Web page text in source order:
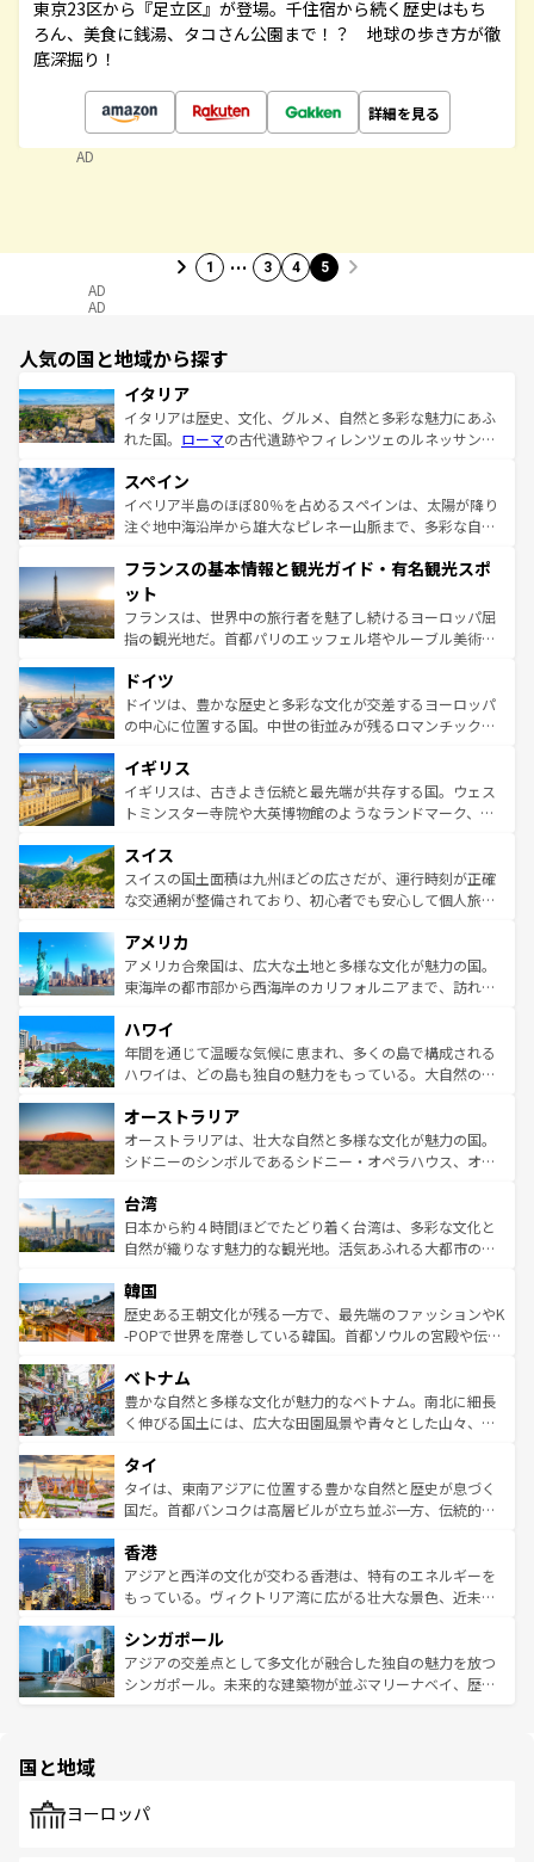
東京23区から『足立区』が登場。千住宿から続く歴史はもち
ろん、美食に銭湯、タコさん公園まで！？ 地球の歩き方が徹
底深掘り！
詳細を見る
AD
1 … 3 4 5
AD
AD
人気の国と地域から探す
イタリア
イタリアは歴史、文化、グルメ、自然と多彩な魅力にあふ
れた国。 ローマの古代遺跡やフィレンツェのルネッサンス
ろん、トスカーナの美しい田園風景やアマルフィ海岸の絶
景など、自然景観も見逃せない。観光の合間には、本場の
ピザやパスタなど、絶品のイタリア料理を堪能することも
ませてくれるイタリアで、忘れられない旅をしてみよう！
なお、新着のイタリア情報は
しい。
スペイン
イベリア半島のほぼ80％を占めるスペインは、太陽が降り
注ぐ地中海沿岸から雄大なピレネー山脈まで、多彩な自然
文化が根付くこの国では、情熱的なフラメンコ、熱気あふ
れる闘牛、そして美味しいタパスが生活の一部となってい
る。首都マドリードの洗練された雰囲気や、バルセロナの
アートに溢れた街角から、地方では古代ローマ遺跡や中世
せる。地方によって風土や気候が異なるスペインはその個
性で訪れる人を魅了する。 なお、新着のスペイン情報は コ
ンテンツ一覧を参照してほしい。
フランスの基本情報と観光ガイド・有名観光スポ
ット
フランスは、世界中の旅行者を魅了し続けるヨーロッパ屈
指の観光地だ。首都パリのエッフェル塔やルーブル美術館
で、幅広い魅力が詰まっている。華麗な宮殿、歴史的な大
聖堂、美しいビーチ、そして豊かな自然が、訪れる者を心
から魅了する。また、フランスは美食の国としても知ら
いる。シャンパンの発祥地であるランス、プロヴァンスの
香り高いラベンダー畑など、多彩な楽しみ方が可能だ。さ
らに、パリ以外の地域にも魅力が溢れており、どの街角に
れる地方に足を運ぶとそれぞれで全く異なる文化を体験で
きるだろう。 なお、新着のフランス情報はコンテンツ一覧
を参照してほしい。
ドイツ
ドイツは、豊かな歴史と多彩な文化が交差するヨーロッパ
の中心に位置する国。中世の街並みが残るロマンチック街
顔を持つこの国は、どこを歩いても飽きることがない。ベ
ルリンの文化的活気、バイエルン州のアルプスの絶景、そ
してライン川沿いのワイン畑といった風景は必見。ビール
は、お酒好きな人にはぜひ体験してほしい。 なお、新着の
ドイツ情報はコンテンツ一覧を参照してほしい。
イギリス
イギリスは、古きよき伝統と最先端が共存する国。ウェス
トミンスター寺院や大英博物館のようなランドマーク、歴
リアごとに異なる魅力がある。また、優雅なアフタヌーン
ティー、ビール好きにはたまらない英国パブ、サッカー観
戦など、本場だからこそできる体験も豊富。イギリスを旅
ンツ一覧を参照してほしい。
スイス
スイスの国土面積は九州ほどの広さだが、運行時刻が正確
な交通網が整備されており、初心者でも安心して個人旅行
の建物がそのまま残る町や、スイスならではのユニークな
博物館もあり、アルプス観光だけでなく町歩きも満喫する
ことができる。国民の所得が高いため物価も高いが、旅行
ば市内交通費無料で観光を楽しむこともできる。 なお、新
着のスイス情報はコンテンツ一覧 を参照してほしい。
アメリカ
アメリカ合衆国は、広大な土地と多様な文化が魅力の国。
東海岸の都市部から西海岸のカリフォルニアまで、訪れる
のような巨大都市は、観光、ショッピング、エンターテイ
ンメントが詰まった刺激的なスポットだ。一方、アメリカ
西部には大自然が広がり、グランドキャニオンやイエロー
部のニューオーリンズでは、音楽と美食が融合した独特の
文化が魅力。旅行者はアメリカの各地域で異なる魅力を楽
しみながら、その多様性と豊かな歴史を感じることができ
ならではの贅沢な旅のスタイルだ。 なお、新着のアメリカ
情報はコンテンツ一覧を参照してほしい。
ハワイ
年間を通じて温暖な気候に恵まれ、多くの島で構成される
ハワイは、どの島も独自の魅力をもっている。大自然の神
ワイ島は見逃せない。また、定番の観光地といえばオアフ
島だが、静かな自然を求めるならマウイ島やカウアイ島が
おすすめ。エメラルドグリーンに輝く海をはじめ、豊かな
れるおもてなしの心で訪れる人々を迎えてくれるハワイの
人々、おいしいローカルフードやハワイアンミュージッ
ク、伝統的なフラダンスなど、すべてがハワイの魅力を彩
ワイを、存分に味わってほしい。 なお、新着のハワイ情報
はコンテンツ一覧を参照してほしい。
オーストラリア
オーストラリアは、壮大な自然と多様な文化が魅力の国。
シドニーのシンボルであるシドニー・オペラハウス、オー
リアリーフや大陸中央部にそびえるウルル（エアーズロッ
ク）、タスマニアの美しい原生林やケアンズの熱帯雨林な
ど、見どころがたくさん。また、カフェやワイン、オージ
いる。アクティビティも充実しており、サーフィンやダイ
ビング、ハイキングなど、アウトドア好きにはたまらな
い。オーストラリアの多彩な魅力を存分に味わいつくそ
参照してほしい。
台湾
日本から約４時間ほどでたどり着く台湾は、多彩な文化と
自然が織りなす魅力的な観光地。活気あふれる大都市の台
ン）、静ひつな山岳地帯である台湾東部など、都市の喧騒
と山間の静けさが共存しており、訪れる人に新しい発見と
驚きをもたらしてくれる。また、奥深い台湾の食文化も魅
容にもいいと評判のスイーツなど、バラエティ豊かな料理
が味わえる。 なお、新着の台湾情報は コンテンツ一覧を参
照してほしい。
韓国
歴史ある王朝文化が残る一方で、最先端のファッションやK
-POPで世界を席巻している韓国。首都ソウルの宮殿や伝統
き、地方に足を延ばせば四季折々の自然美を楽しむことが
できる。そして、キムチや焼肉、絶品のストリートフード
まで、さまざまな韓国料理が待っている。夜には、韓国な
リティに包まれながら、韓国の多彩な魅力を心ゆくまで味
わってみてほしい。 なお、新着の韓国情報はコンテンツ一
覧を参照してほしい。
ベトナム
豊かな自然と多様な文化が魅力的なベトナム。南北に細長
く伸びる国土には、広大な田園風景や青々とした山々、世
急速な発展と共に伝統が息づく。ハノイの古い町並みやホ
ーチミン市のフランス統治時代の建物も、独特の雰囲気を
醸し出している。また、バラエティの豊かさとおいしさで
とつ。フォーやバインミー、ベトナムコーヒーなどは、ぜ
ひ現地で味わいたい。どの地域を訪れてもあたたかい人々
が旅行者を迎えてくれるので、きっと忘れられない旅にな
参照してほしい。
タイ
タイは、東南アジアに位置する豊かな自然と歴史が息づく
国だ。首都バンコクは高層ビルが立ち並ぶ一方、伝統的な
の活気が交差している。北部ではチェンマイなどの山岳地
帯で自然と触れ合い、南部ではプーケットやクラビの美し
いビーチでリゾート気分を楽しむことができる。タイ料理
激する。気候は一年中温暖で、どの季節にも異なる楽しみ
が待っている。親しみやすいタイの人々、仏教を中心とし
た文化、そして多様な観光資源が、訪れる旅人を魅了し続
香港
アジアと西洋の文化が交わる香港は、特有のエネルギーを
もっている。ヴィクトリア湾に広がる壮大な景色、近未来
み、どこを訪れても感動するはず。観光スポットが密集し
ており、効率よく見どころを回れるのも魅力。息をのむよ
うな絶景から文化的な体験まで、香港を存分に楽しみ尽く
シンガポール
アジアの交差点として多文化が融合した独自の魅力を放つ
シンガポール。未来的な建築物が並ぶマリーナベイ、歴史
で、ホーカーズは地元の風情を楽しめる外せないスポット
国と地域
ヨーロッパ